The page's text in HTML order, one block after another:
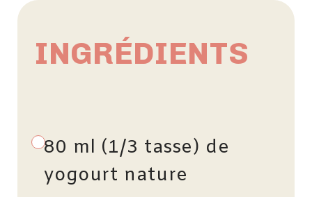
INGRÉDIENTS
80 ml (1/3 tasse) de
yogourt nature